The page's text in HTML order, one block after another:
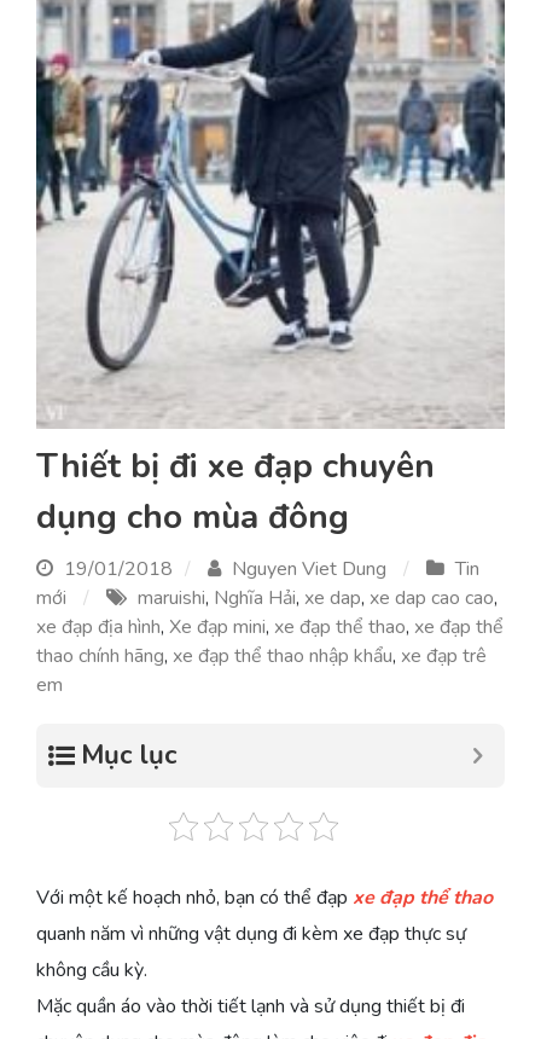
Thiết bị đi xe đạp chuyên
dụng cho mùa đông
19/01/2018 Nguyen Viet Dung
Tin
mới
maruishi, Nghĩa Hải, xe dap, xe dap cao cao,
xe đạp địa hình, Xe đạp mini, xe đạp thể thao, xe đạp thể
thao chính hãng, xe đạp thể thao nhập khẩu, xe đạp trê
em
Mục lục
Với một kế hoạch nhỏ, bạn có thể đạp xe đạp thể thao
quanh năm vì những vật dụng đi kèm xe đạp thực sự
không cầu kỳ.
Mặc quần áo vào thời tiết lạnh và sử dụng thiết bị đi